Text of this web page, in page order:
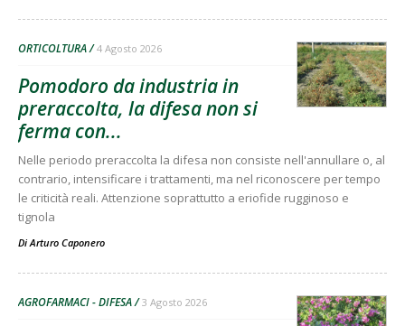
ORTICOLTURA 4 Agosto 2026
Pomodoro da industria in
preraccolta, la difesa non si
ferma con...
Nelle periodo preraccolta la difesa non consiste nell'annullare o, al
contrario, intensificare i trattamenti, ma nel riconoscere per tempo
le criticità reali. Attenzione soprattutto a eriofide rugginoso e
tignola
DiArturo Caponero
AGROFARMACI - DIFESA 3 Agosto 2026